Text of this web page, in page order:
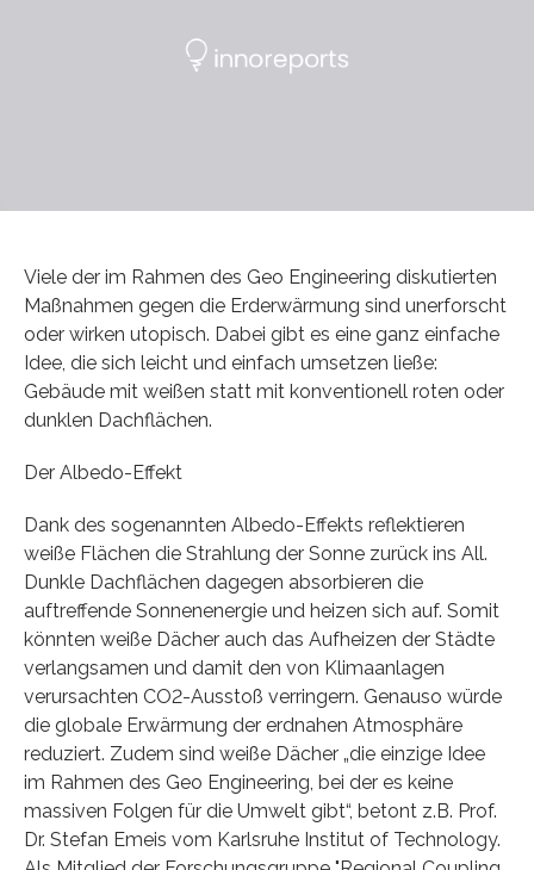
Viele der im Rahmen des Geo Engineering diskutierten
Maßnahmen gegen die Erderwärmung sind unerforscht
oder wirken utopisch. Dabei gibt es eine ganz einfache
Idee, die sich leicht und einfach umsetzen ließe:
Gebäude mit weißen statt mit konventionell roten oder
dunklen Dachflächen.
Der Albedo-Effekt
Dank des sogenannten Albedo-Effekts reflektieren
weiße Flächen die Strahlung der Sonne zurück ins All.
Dunkle Dachflächen dagegen absorbieren die
auftreffende Sonnenenergie und heizen sich auf. Somit
könnten weiße Dächer auch das Aufheizen der Städte
verlangsamen und damit den von Klimaanlagen
verursachten CO2-Ausstoß verringern. Genauso würde
die globale Erwärmung der erdnahen Atmosphäre
reduziert. Zudem sind weiße Dächer „die einzige Idee
im Rahmen des Geo Engineering, bei der es keine
massiven Folgen für die Umwelt gibt“, betont z.B. Prof.
Dr. Stefan Emeis vom Karlsruhe Institut of Technology.